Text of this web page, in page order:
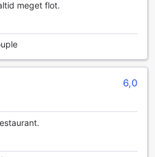
de l'Hôtel Norden
sont au rendez-vous
explorer les merveilles
des visites guidées qui vous
Ces tours sont une
par des guides
leur passion pour la ville.
à disposition un service de
meget flot.
6,0